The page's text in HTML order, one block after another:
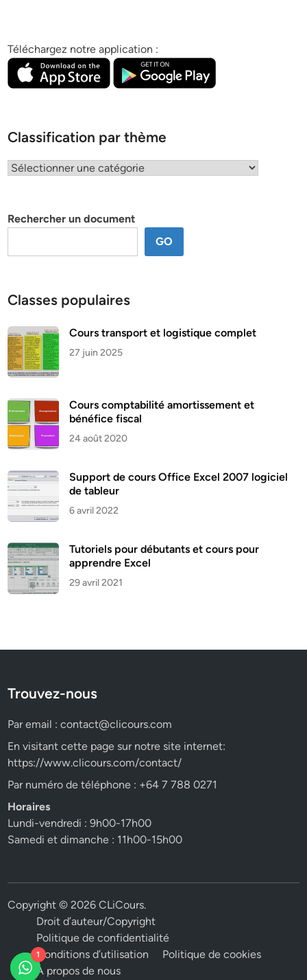
Téléchargez notre application :
Classification par thème
Classification
Rechercher un document
GO
Classes populaires
Cours transport et logistique complet
27 juin 2025
Cours comptabilité amortissement et
bénéfice fiscal
24 août 2020
Support de cours Office Excel 2007 logiciel
de tableur
6 avril 2022
Tutoriels pour débutants et cours pour
apprendre Excel
29 avril 2021
Trouvez-nous
Par email :contact@clicours.com
En visitant cette page sur notre site internet:
https://www.clicours.com/contact/
Par numéro de téléphone : +64 7 788 0271
Horaires
Lundi-vendredi : 9h00-17h00
Samedi et dimanche : 11h00-15h00
Copyright © 2026CLiCours.
Droit d’auteur/Copyright
Politique de confidentialité
Conditions d’utilisation
Politique de cookies
A propos de nous
1